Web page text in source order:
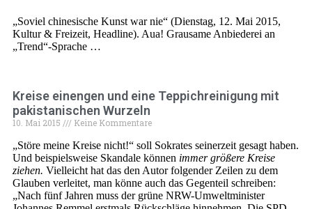
„Soviel chinesische Kunst war nie“ (Dienstag, 12. Mai 2015,
Kultur & Freizeit, Headline). Aua! Grausame Anbiederei an
„Trend“-Sprache …
Kreise einengen und eine Teppichreinigung mit
pakistanischen Wurzeln
10. Mai 2015 Keine Kommentare
„Störe meine Kreise nicht!“ soll Sokrates seinerzeit gesagt haben.
Und beispielsweise Skandale können immer größere Kreise
ziehen. Vielleicht hat das den Autor folgender Zeilen zu dem
Glauben verleitet, man könne auch das Gegenteil schreiben:
„Nach fünf Jahren muss der grüne NRW-Umweltminister